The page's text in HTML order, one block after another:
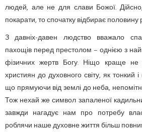
людей, але не для слави Божої.
покарати, то спочатку відбирає половину
З давніх-давен людство вважало
пахощів перед престолом – однією з
фізичних жертв Богу. Ніщо краще не
християн до духовного світу, як
що прямуючи від землі до неба,
Тож нехай же символ запаленої
завжди нагадує нам про потребу
роблячи наше духовне життя більш